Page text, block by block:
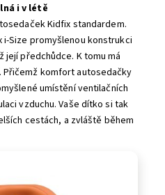
i v létě
Kidfix standardem.
Size promyšlenou konstrukci
její předchůdce. K tomu má
komfort autosedačky
umístění ventilačních
vzduchu. Vaše dítko si tak
cestách, a zvláště během